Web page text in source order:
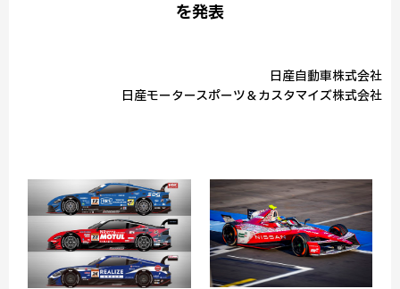
を発表
日産自動車株式会社
日産モータースポーツ＆カスタマイズ株式会社